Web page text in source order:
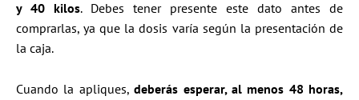
y 40 kilos. Debes tener presente este dato antes de
comprarlas, ya que la dosis varía según la presentación de
la caja.
Cuando la apliques,deberás esperar, al menos 48 horas,